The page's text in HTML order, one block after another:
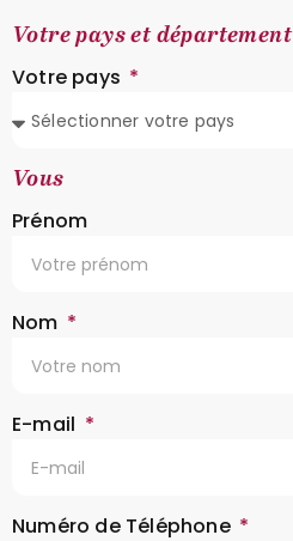
Votre pays et département
Votre pays
Vous
Prénom
Nom
E-mail
Numéro de Téléphone